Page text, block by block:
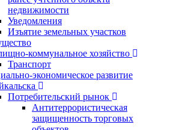
недвижимости
Уведомления
Изъятие земельных участков
коммунальное хозяйство
Транспорт
экономическое развитие
Потребительский рынок
Антитеррористическая
защищенность торговых